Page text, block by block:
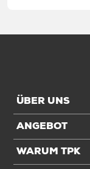
ÜBER UNS
ANGEBOT
WARUM TPK